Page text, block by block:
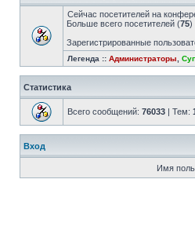
Сейчас посетителей на
Больше всего посетителей (75)
Зарегистрированные
Легенда :: Администраторы
Статистика
Всего сообщений: 76033 | Тем:
Вход
Имя